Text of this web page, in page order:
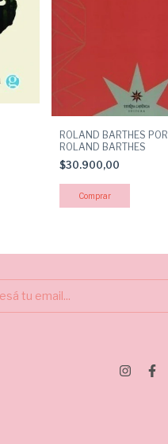
ROLAND BARTHES POR
ROLAND BARTHES
$30.900,00